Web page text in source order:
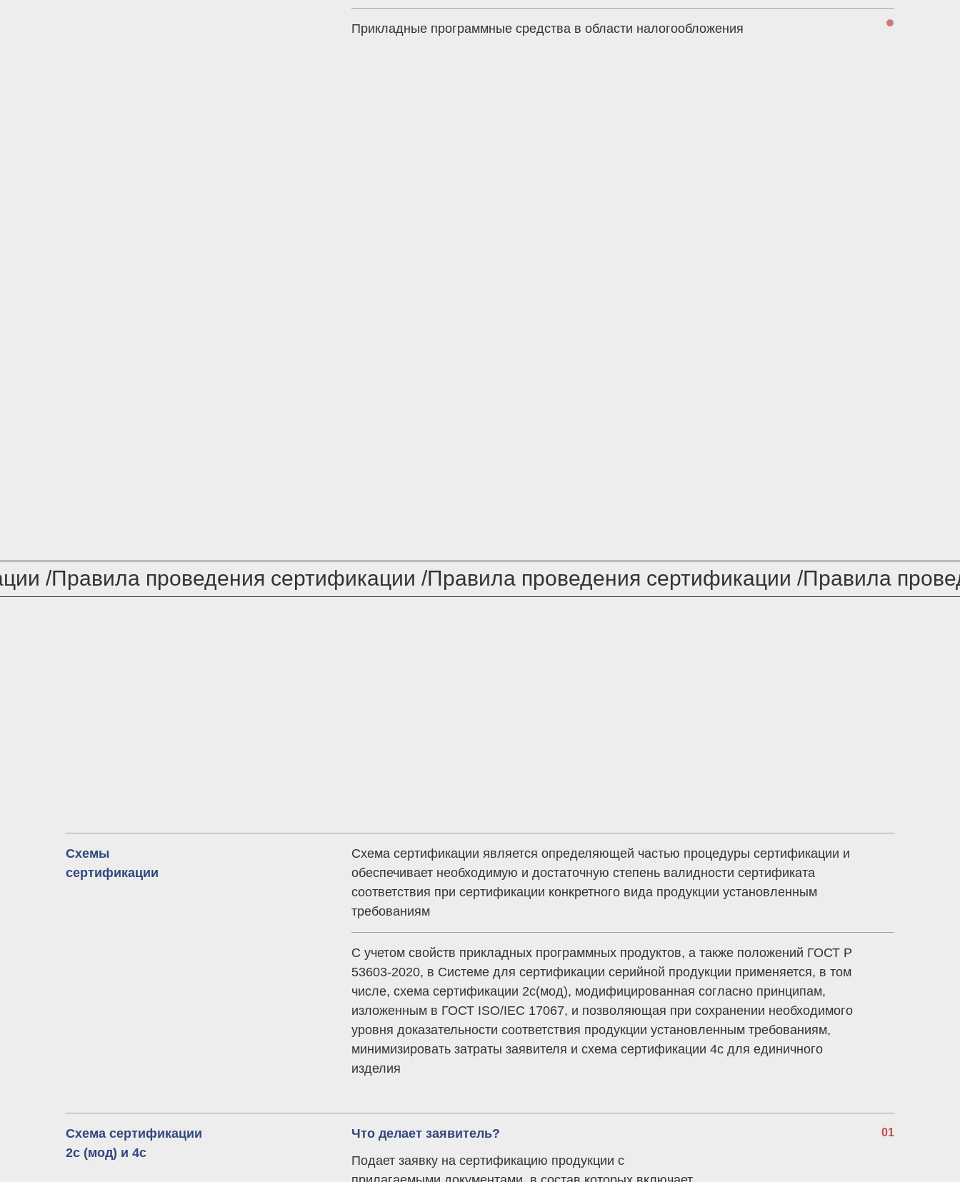
Прикладные программные средства в области налогообложения
/Правила проведения сертификации /Правила проведения сертификации /Правила
Схемы
сертификации
Схема сертификации является определяющей частью процедуры сертификации и
обеспечивает необходимую и достаточную степень валидности сертификата
соответствия при сертификации конкретного вида продукции установленным
требованиям
01
Подает заявку на сертификацию продукции с
C учетом свойств прикладных программных продуктов, а также положений ГОСТ Р
53603-2020, в Системе для сертификации серийной продукции применяется, в том
числе, схема сертификации 2с(мод), модифицированная согласно принципам,
изложенным в ГОСТ ISO/IEC 17067, и позволяющая при сохранении необходимого
уровня доказательности соответствия продукции установленным требованиям,
минимизировать затраты заявителя и схема сертификации 4с для единичного
изделия
Что делает заявитель?
Схема сертификации
2с (мод) и 4с